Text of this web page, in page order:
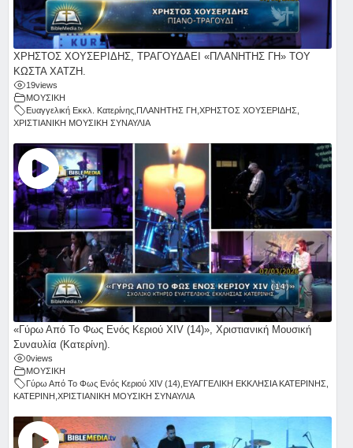
ΧΡΗΣΤΟΣ ΧΟΥΣΕΡΙΔΗΣ, ΤΡΑΓΟΥΔΑΕΙ «ΠΛΑΝΗΤΗΣ ΓΗ» ΤΟΥ
ΚΩΣΤΑ ΧΑΤΖΗ.
19views
ΜΟΥΣΙΚΗ
Ευαγγελική Εκκλ. Κατερίνης ΠΛΑΝΗΤΗΣ ΓΗ ΧΡΗΣΤΟΣ ΧΟΥΣΕΡΙΔΗΣ
ΧΡΙΣΤΙΑΝΙΚΗ ΜΟΥΣΙΚΗ ΣΥΝΑΥΛΙΑ
«Γύρω Από Το Φως Ενός Κεριού ΧΙV (14)», Χριστιανική Μουσική
Συναυλία (Κατερίνη).
0views
ΜΟΥΣΙΚΗ
Γύρω Από Το Φως Ενός Κεριού ΧΙV (14), ΕΥΑΓΓΕΛΙΚΗ ΕΚΚΛΗΣΙΑ ΚΑΤΕΡΙΝΗΣ,
ΚΑΤΕΡΙΝΗ ,ΧΡΙΣΤΙΑΝΙΚΗ ΜΟΥΣΙΚΗ ΣΥΝΑΥΛΙΑ